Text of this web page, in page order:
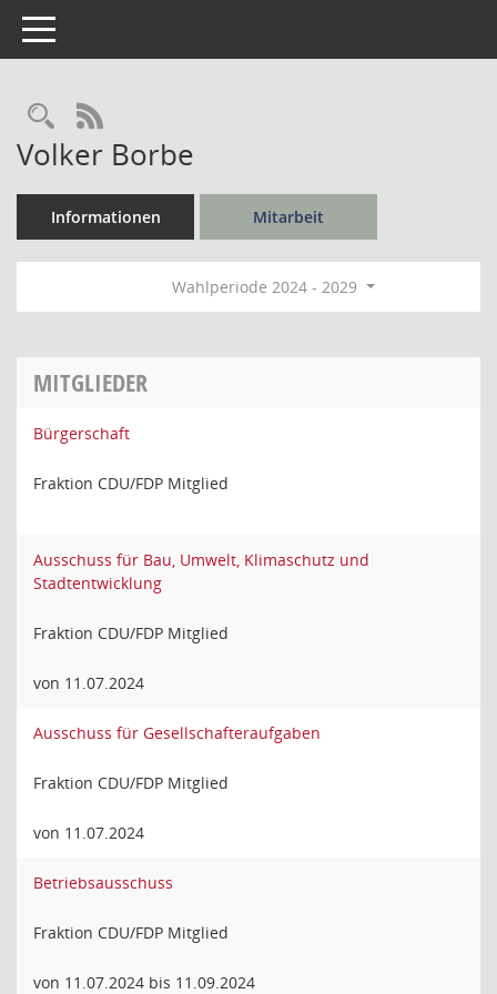
Toggle navigation
Rechercheauswahl
RSS-Feed
Volker Borbe
Informationen Mitarbeit
Wahlperiode 2024 - 2029
MITGLIEDER
Bürgerschaft
Fraktion CDU/FDP Mitglied
Ausschuss für Bau, Umwelt, Klimaschutz und
Stadtentwicklung
Fraktion CDU/FDP Mitglied
von 11.07.2024
Ausschuss für Gesellschafteraufgaben
Fraktion CDU/FDP Mitglied
von 11.07.2024
Betriebsausschuss
Fraktion CDU/FDP Mitglied
von 11.07.2024 bis 11.09.2024